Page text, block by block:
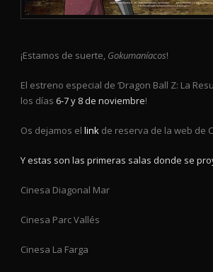
¡Estamos de suerte, Gokumaníacos!
El estreno especial de ‘Dragon Ball Z: La
los días 6-7 y 8 de noviembre!
Os dejamos el link de reserva de la web de
Y estas son las primeras salas donde se
Cinesa Diagonal Mar
Cinesa Parc Vallés
Cinesa La Farga